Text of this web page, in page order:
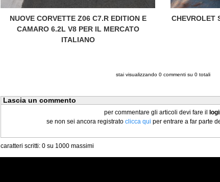
NUOVE CORVETTE Z06 C7.R EDITION E
CAMARO 6.2L V8 PER IL MERCATO
ITALIANO
CHEVROLET
stai visualizzando 0commenti su 0totali
Lascia un commento
per commentare gli articoli devi fare il
se non sei ancora registrato clicca qui per entrare a far parte
caratteri scritti: 0 su 1000 massimi